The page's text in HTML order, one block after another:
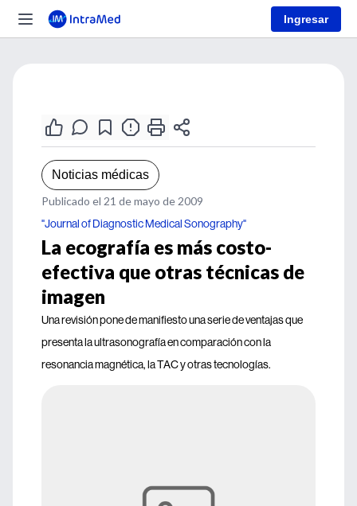
Ingresar
Noticias médicas
Publicado el 21 de mayo de 2009
"Journal of Diagnostic Medical Sonography"
La ecografía es más costo-
efectiva que otras técnicas de
imagen
Una revisión pone de manifiesto una serie de ventajas que
presenta la ultrasonografía en comparación con la
resonancia magnética, la TAC y otras tecnologías.